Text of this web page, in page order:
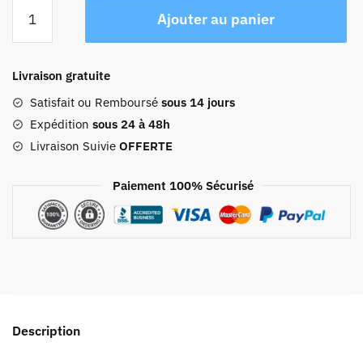
Sac
Voyage
Pliable
Love
Ajouter au panier
Livraison gratuite
Satisfait ou Remboursé sous 14 jours
Expédition sous 24 à 48h
Livraison Suivie OFFERTE
Paiement 100% Sécurisé
Description